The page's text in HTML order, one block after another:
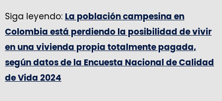
Siga leyendo: La población campesina en
Colombia está perdiendo la posibilidad de vivir
en una vivienda propia totalmente pagada,
según datos de la Encuesta Nacional de Calidad
de Vida 2024